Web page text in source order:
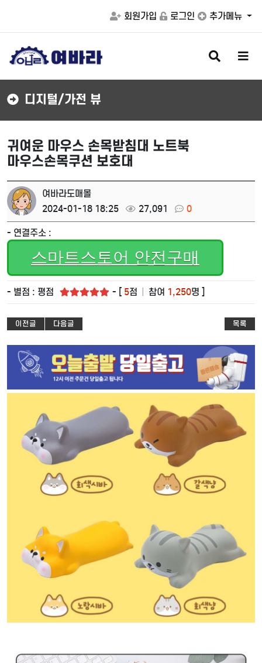
회원가입 로그인 추가메뉴
검
색
버
메
버
디지털/가전 뷰
귀여운 마우스 손목받침대 노트북
마우스손목쿠션 보호대
여바라도매몰
2024-01-18 18:25
27,091 0
- 연결주소 :
스마트스토어 안전구매
- 별점 : 평점 - [ 5점 참여 1,250명 ]
이전글 다음글 목록